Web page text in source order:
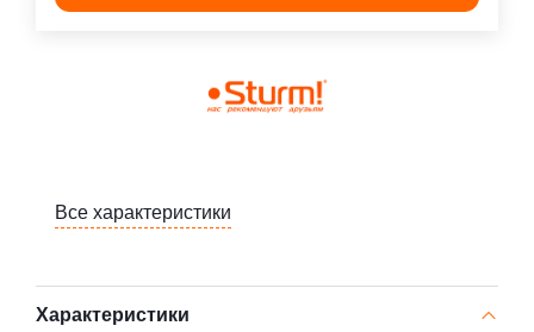
Все характеристики
Характеристики